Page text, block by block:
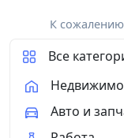
К
Все
Авто и